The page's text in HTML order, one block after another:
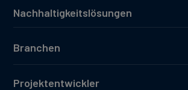
Nachhaltigkeitslösungen
Branchen
Projektentwickler